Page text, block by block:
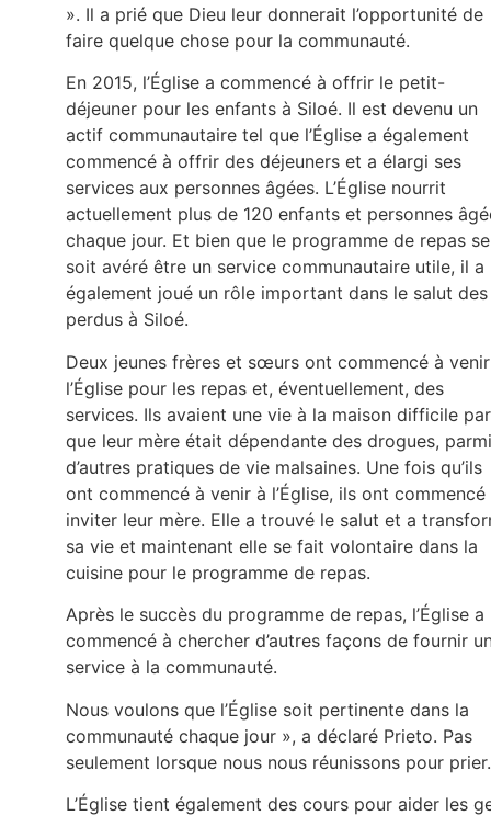
». Il a prié que Dieu leur donnerait l’opportunité de
faire quelque chose pour la communauté.
En 2015, l’Église a commencé à offrir le petit-
déjeuner pour les enfants à Siloé. Il est devenu un
actif communautaire tel que l’Église a également
commencé à offrir des déjeuners et a élargi ses
services aux personnes âgées. L’Église nourrit
actuellement plus de 120 enfants et personnes
chaque jour. Et bien que le programme de repas se
soit avéré être un service communautaire utile, il a
également joué un rôle important dans le salut des
perdus à Siloé.
Deux jeunes frères et sœurs ont commencé à
l’Église pour les repas et, éventuellement, des
services. Ils avaient une vie à la maison difficile
que leur mère était dépendante des drogues, parmi
d’autres pratiques de vie malsaines. Une fois qu’ils
ont commencé à venir à l’Église, ils ont commencé
inviter leur mère. Elle a trouvé le salut et a
sa vie et maintenant elle se fait volontaire dans la
cuisine pour le programme de repas.
Après le succès du programme de repas, l’Église a
commencé à chercher d’autres façons de fournir
service à la communauté.
Nous voulons que l’Église soit pertinente dans la
communauté chaque jour », a déclaré Prieto. Pas
seulement lorsque nous nous réunissons pour
L’Église tient également des cours pour aider les